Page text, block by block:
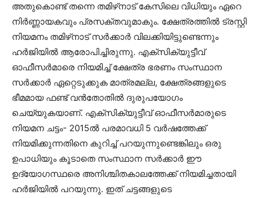
അതുകൊണ്ട് തന്നെ തമിഴ്‌നാട് കേസിലെ വിധിയും ഏറെ
നിർണ്ണായകവും പ്രസക്തവുമാകും. ക്ഷേത്രത്തിൽ ട്രസ്റ്റി
നിയമനം തമിഴ്‌നാട് സർക്കാർ വിലക്കിയിട്ടുണ്ടെന്നും
ഹർജിയിൽ ആരോപിച്ചിരുന്നു. എക്സിക്യുട്ടീവ്
ഓഫീസർമാരെ നിയമിച്ച് ക്ഷേത്ര ഭരണം സംസ്ഥാന
സർക്കാർ ഏറ്റെടുക്കുക മാത്രമല്ല, ക്ഷേത്രങ്ങളുടെ
ഭീമമായ ഫണ്ട് വൻതോതിൽ ദുരുപയോഗം
ചെയ്യുകയാണ്. എക്സിക്യുട്ടീവ് ഓഫീസർമാരുടെ
നിയമന ചട്ടം- 2015ൽ പരമാവധി 5 വർഷത്തേക്ക്
നിയമിക്കുന്നതിനെ കുറിച്ച് പറയുന്നുണ്ടെങ്കിലും ഒരു
ഉപാധിയും കൂടാതെ സംസ്ഥാന സർക്കാർ ഈ
ഉദ്യോഗസ്ഥരെ അനിശ്ചിതകാലത്തേക്ക് നിയമിച്ചതായി
ഹർജിയിൽ പറയുന്നു. ഇത് ചട്ടങ്ങളുടെ